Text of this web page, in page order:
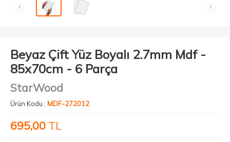
Beyaz Çift Yüz Boyalı 2.7mm Mdf -
85x70cm - 6 Parça
StarWood
Ürün Kodu : MDF-272012
695,00 TL